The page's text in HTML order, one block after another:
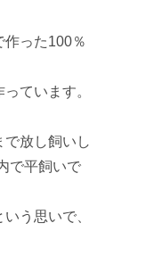
作った100％
ています。
で放し飼いし
で平飼いで
う思いで、